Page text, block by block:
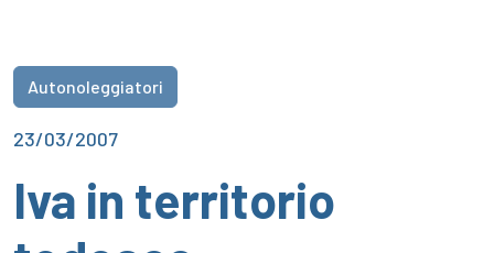
Autonoleggiatori
23/03/2007
Iva in territorio